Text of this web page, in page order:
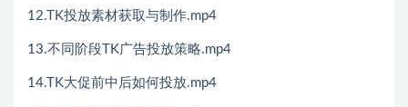
12.TK投放素材获取与制作.mp4
13.不同阶段TK广告投放策略.mp4
14.TK大促前中后如何投放.mp4